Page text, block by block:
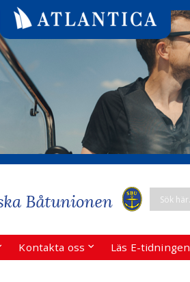
Kontakta oss Läs E-tidningen